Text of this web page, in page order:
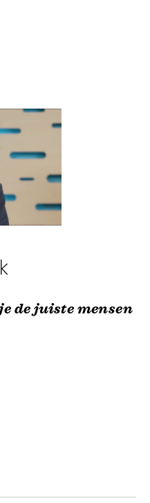
de juiste mensen